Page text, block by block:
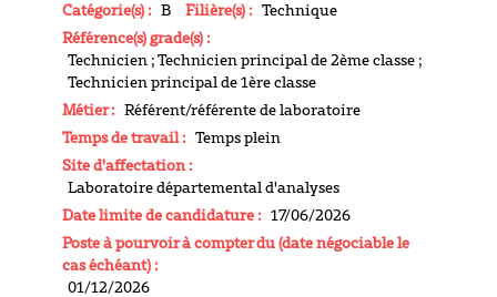
Catégorie(s) : B Filière(s) : Technique
Référence(s) grade(s) :
Technicien ; Technicien principal de 2ème classe ;
Technicien principal de 1ère classe
Métier : Référent/référente de laboratoire
Temps de travail : Temps plein
Site d'affectation :
Laboratoire départemental d'analyses
Date limite de candidature : 17/06/2026
Poste à pourvoir à compter du (date négociable le
cas échéant) :
01/12/2026